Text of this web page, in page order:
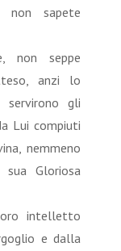
non sapete
non seppe
anzi lo
servirono gli
Lui compiuti
nemmeno
Gloriosa
intelletto
e dalla